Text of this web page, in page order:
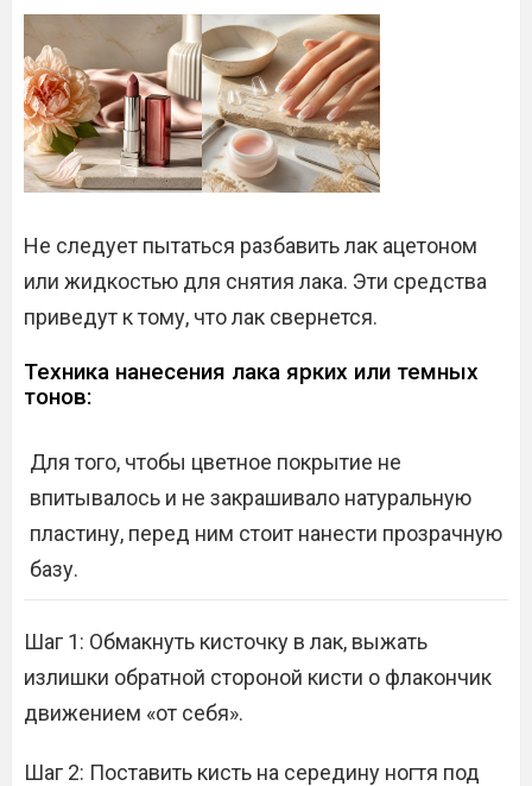
Не следует пытаться разбавить лак ацетоном
или жидкостью для снятия лака. Эти средства
приведут к тому, что лак свернется.
Техника нанесения лака ярких или темных
тонов:
Для того, чтобы цветное покрытие не
впитывалось и не закрашивало натуральную
пластину, перед ним стоит нанести прозрачную
базу.
Шаг 1: Обмакнуть кисточку в лак, выжать
излишки обратной стороной кисти о флакончик
движением «от себя».
Шаг 2: Поставить кисть на середину ногтя под